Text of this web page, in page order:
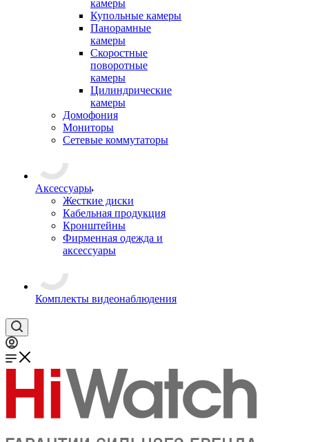
камеры
Купольные камеры
Панорамные
камеры
Скоростные
поворотные
камеры
Цилиндрические
камеры
Домофония
Мониторы
Сетевые коммутаторы
Аксессуары
Жесткие диски
Кабельная продукция
Кронштейны
Фирменная одежда и
аксессуары
Комплекты видеонаблюдения